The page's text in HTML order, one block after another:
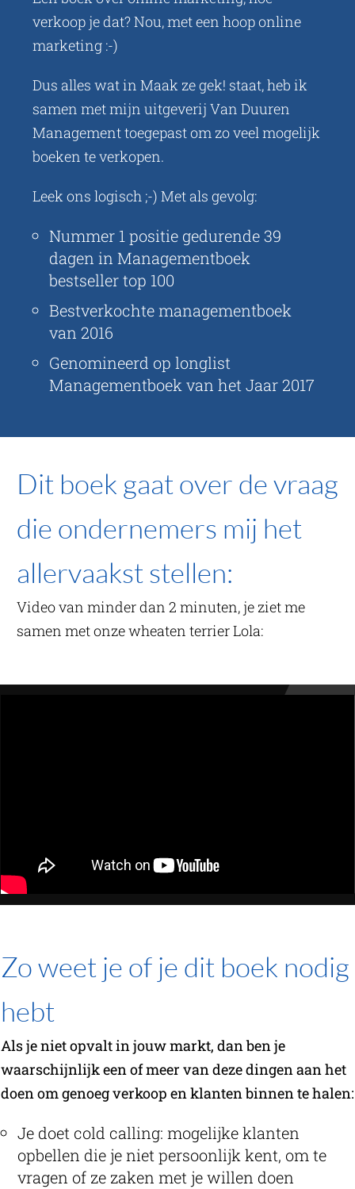
Over Aartjan
verkoop je dat? Nou, met een hoop online
marketing :-)
Dus alles wat in Maak ze gek! staat, heb ik
samen met mijn uitgeverij Van Duuren
Management toegepast om zo veel mogelijk
boeken te verkopen.
Leek ons logisch ;-) Met als gevolg:
Nummer 1 positie gedurende 39
dagen in Managementboek
bestseller top 100
Bestverkochte managementboek
van 2016
Genomineerd op longlist
Managementboek van het Jaar 2017
Dit boek gaat over de vraag
die ondernemers mij het
allervaakst stellen:
Video van minder dan 2 minuten, je ziet me
samen met onze wheaten terrier Lola:
Zo weet je of je dit boek nodig
hebt
Als je niet opvalt in jouw markt, dan ben je
waarschijnlijk een of meer van deze dingen aan het
doen om genoeg verkoop en klanten binnen te halen:
Je doet cold calling: mogelijke klanten
opbellen die je niet persoonlijk kent, om te
vragen of ze zaken met je willen doen